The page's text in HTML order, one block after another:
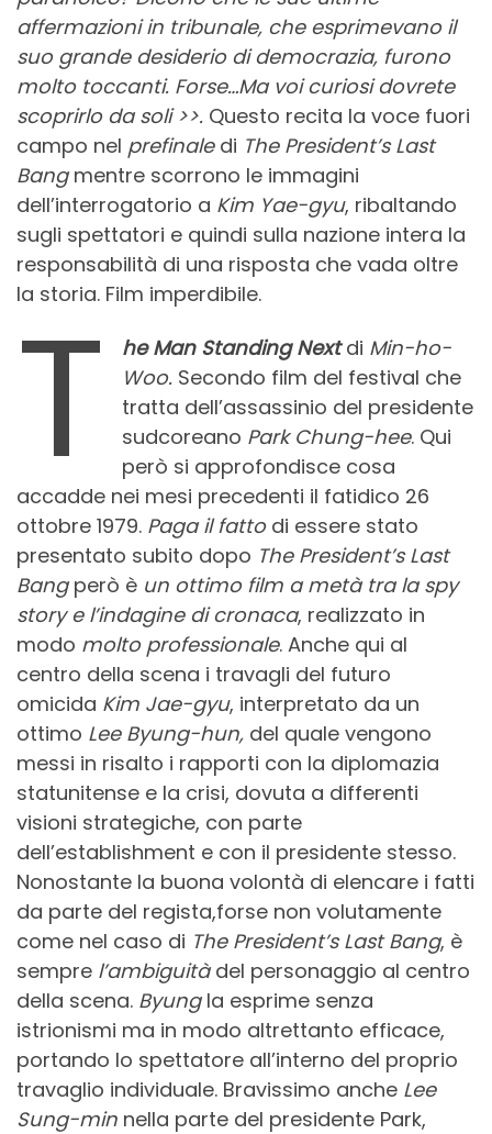
affermazioni in tribunale, che esprimevano il
suo grande desiderio di democrazia, furono
molto toccanti. Forse…Ma voi curiosi dovrete
scoprirlo da soli >>. Questo recita la voce fuori
campo nel prefinaledi The President’s Last
Bangmentre scorrono le immagini
dell’interrogatorio a Kim Yae-gyu, ribaltando
sugli spettatori e quindi sulla nazione intera la
responsabilità di una risposta che vada oltre
la storia. Film imperdibile.
T he Man Standing Nextdi Min-ho-
Woo. Secondo film del festival che
tratta dell’assassinio del presidente
sudcoreano Park Chung-hee. Qui
però si approfondisce cosa
accadde nei mesi precedenti il fatidico 26
ottobre 1979. Paga il fattodi essere stato
presentato subito dopo The President’s Last
Bangperò è un ottimo film a metà tra la spy
story e l’indagine di cronaca, realizzato in
modo molto professionale. Anche qui al
centro della scena i travagli del futuro
omicida Kim Jae-gyu, interpretato da un
ottimo Lee Byung-hun, del quale vengono
messi in risalto i rapporti con la diplomazia
statunitense e la crisi, dovuta a differenti
visioni strategiche, con parte
dell’establishment e con il presidente stesso.
Nonostante la buona volontà di elencare i fatti
da parte del regista,forse non volutamente
come nel caso di The President’s Last Bang, è
sempre l’ambiguitàdel personaggio al centro
della scena. Byungla esprime senza
istrionismi ma in modo altrettanto efficace,
portando lo spettatore all’interno del proprio
travaglio individuale. Bravissimo anche Lee
Sung-min nella parte del presidente Park,